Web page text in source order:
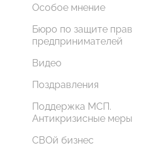
Особое мнение
Бюро по защите прав
предпринимателей
Видео
Поздравления
Поддержка МСП.
Антикризисные меры
СВОй бизнес